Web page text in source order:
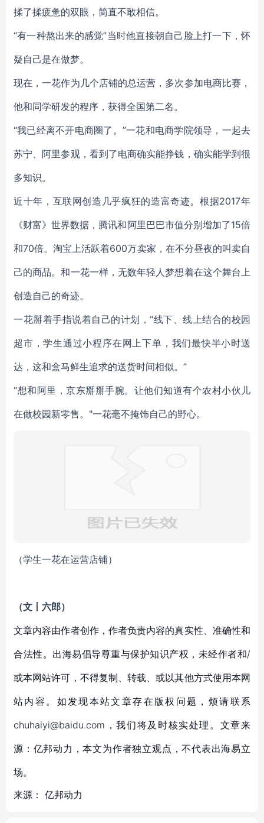
揉了揉疲惫的双眼，简直不敢相信。
“有一种熬出来的感觉”当时他直接朝自己脸上打一下，怀
疑自己是在做梦。
现在，一花作为几个店铺的总运营，多次参加电商比赛，
他和同学研发的程序，获得全国第二名。
“我已经离不开电商圈了。”一花和电商学院领导，一起去
苏宁、阿里参观，看到了电商确实能挣钱，确实能学到很
多知识。
近十年，互联网创造几乎疯狂的造富奇迹。根据2017年
《财富》世界数据，腾讯和阿里巴巴市值分别增加了15倍
和70倍。淘宝上活跃着600万卖家，在不分昼夜的叫卖自
己的商品。和一花一样，无数年轻人梦想着在这个舞台上
创造自己的奇迹。
一花掰着手指说着自己的计划，“线下、线上结合的校园
超市，学生通过小程序在网上下单，我们最快半小时送
达，这和盒马鲜生追求的送货时间相似。”
“想和阿里，京东掰掰手腕。让他们知道有个农村小伙儿
在做校园新零售。"一花毫不掩饰自己的野心。
（学生一花在运营店铺）
（文丨六郎）
文章内容由作者创作，作者负责内容的真实性、准确性和
合法性。出海易倡导尊重与保护知识产权，未经作者和/
或本网站许可，不得复制、转载、或以其他方式使用本网
站内容。如发现本站文章存在版权问题，烦请联系
chuhaiyi@baidu.com，我们将及时核实处理。文章来
源：亿邦动力，本文为作者独立观点，不代表出海易立
场。
来源： 亿邦动力